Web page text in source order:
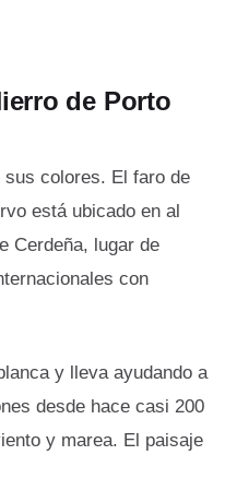
de Porto
sus colores. El faro de
está ubicado en al
Cerdeña, lugar de
con
y lleva ayudando a
desde hace casi 200
y marea. El paisaje